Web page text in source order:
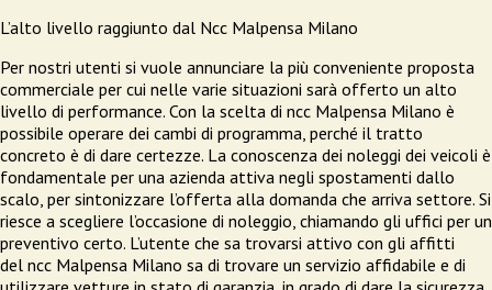
L’alto livello raggiunto dal Ncc Malpensa Milano
Per nostri utenti si vuole annunciare la più conveniente proposta
commerciale per cui nelle varie situazioni sarà offerto un alto
livello di performance. Con la scelta di ncc Malpensa Milano è
possibile operare dei cambi di programma, perché il tratto
concreto è di dare certezze. La conoscenza dei noleggi dei veicoli è
fondamentale per una azienda attiva negli spostamenti dallo
scalo, per sintonizzare l’offerta alla domanda che arriva settore. Si
riesce a scegliere l’occasione di noleggio, chiamando gli uffici per un
preventivo certo. L’utente che sa trovarsi attivo con gli affitti
del ncc Malpensa Milano sa di trovare un servizio affidabile e di